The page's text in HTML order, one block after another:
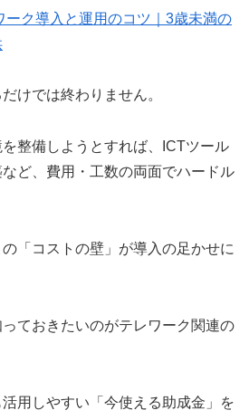
ーク導入と運用のコツ｜3歳未満の
けでは終わりません。
整備しようとすれば、ICTツール
ど、費用・工数の両面でハードル
「コストの壁」が導入の足かせに
ておきたいのがテレワーク関連の
用しやすい「今使える助成金」を